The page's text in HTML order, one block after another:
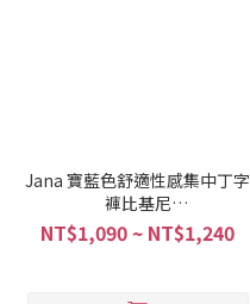
Jana 寶藍色舒適性感集中丁字
褲比基尼
[YB173,YB174,Y0049]
NT$1,090 ~ NT$1,240